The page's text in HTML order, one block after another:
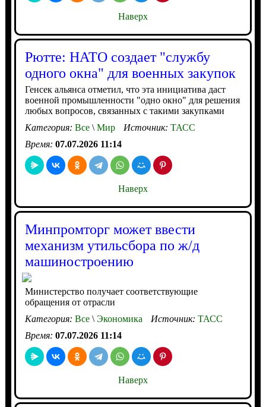
Наверх
Рютте: НАТО создает "службу
одного окна" для военных закупок
Генсек альянса отметил, что эта инициатива даст
военной промышленности "одно окно" для решения
любых вопросов, связанных с такими закупками
Категория: Все\Мир Источник: ТАСС
Время: 07.07.2026 11:14
Наверх
Минпромторг может ввести
механизм утильсбора по ж/д
машиностроению
Министерство получает соответствующие
обращения от отрасли
Категория: Все\Экономика Источник: ТАСС
Время: 07.07.2026 11:14
Наверх